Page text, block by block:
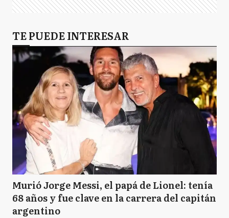
TE PUEDE INTERESAR
Murió Jorge Messi, el papá de Lionel: tenía
68 años y fue clave en la carrera del capitán
argentino